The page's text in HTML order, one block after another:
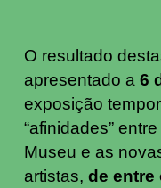
O resultado
apresentado a 6
exposição
“afinidades”entre
Museu e as
artistas, de entre